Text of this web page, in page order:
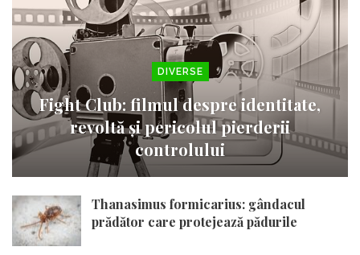
DIVERSE
Fight Club: filmul despre identitate,
revoltă și pericolul pierderii
controlului
Thanasimus formicarius: gândacul
prădător care protejează pădurile